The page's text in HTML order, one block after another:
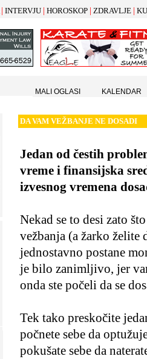
| INTERVJU | HOROSKOP | ZDRAVLJE |
DA VAM VEŽBANJE NE DOSADI
Jedan od čestih
vreme i finansijska
izvesnog vremena
Nekad se to desi zato
vežbanja (a žarko
jednostavno postane
je bilo zanimljivo, jer
onda ste počeli da se
Tek tako preskočite
počnete sebe da
pokušate sebe da
MALI OGLASI KALENDAR